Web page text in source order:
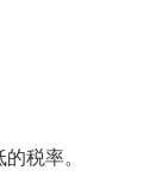
税率。